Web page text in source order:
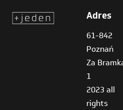
Adres
61-842
Poznań
Za
1
2023 all
rights